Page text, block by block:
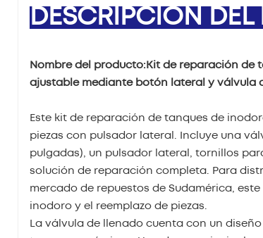
DESCRIPCIÓN
Nombre del producto:Kit de reparación de
ajustable mediante botón lateral y válvula
Este kit de reparación de tanques de
piezas con pulsador lateral. Incluye una
pulgadas), un pulsador lateral, tornillos
solución de reparación completa. Para
mercado de repuestos de Sudamérica,
inodoro y el reemplazo de piezas.
La válvula de llenado cuenta con un